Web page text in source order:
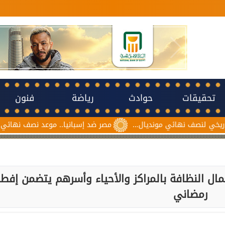
تحقيقات حوادث رياضة فنون
مصر ضد إسبانيا.. موعد نصف نهائي مونديال مونديال...
بالمراكز والأحياء وأسرهم يتضمن
رمضاني